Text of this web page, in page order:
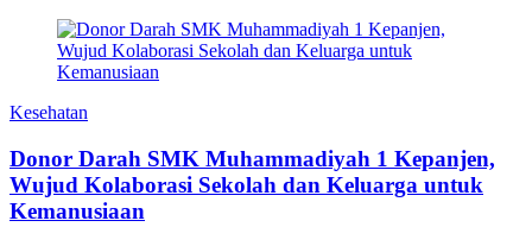
Kesehatan
Donor Darah SMK Muhammadiyah 1 Kepanjen,
Wujud Kolaborasi Sekolah dan Keluarga untuk
Kemanusiaan